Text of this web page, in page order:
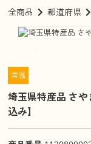
全商品 都道府県
常温
埼玉県特産品 さ
込み】